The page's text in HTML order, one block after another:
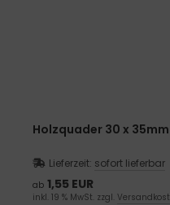
Holzquader 30 x 35mm
Lieferzeit: sofort lieferbar
ab 1,55 EUR
inkl. 19 % MwSt. zzgl.